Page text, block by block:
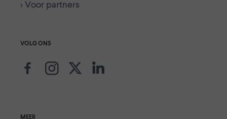
> Voor partners
VOLG ONS
MEER